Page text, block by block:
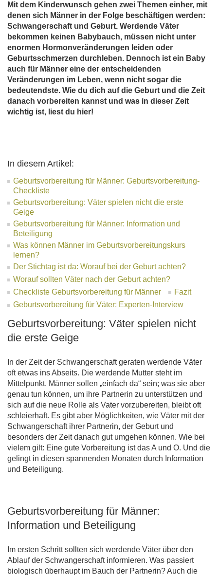
Mit dem Kinderwunsch gehen zwei Themen einher, mit
denen sich Männer in der Folge beschäftigen werden:
Schwangerschaft und Geburt. Werdende Väter
bekommen keinen Babybauch, müssen nicht unter
enormen Hormonveränderungen leiden oder
Geburtsschmerzen durchleben. Dennoch ist ein Baby
auch für Männer eine der entscheidenden
Veränderungen im Leben, wenn nicht sogar die
bedeutendste. Wie du dich auf die Geburt und die Zeit
danach vorbereiten kannst und was in dieser Zeit
wichtig ist, liest du hier!
In diesem Artikel:
Geburtsvorbereitung für Männer: Geburtsvorbereitung-
Checkliste
Geburtsvorbereitung: Väter spielen nicht die erste
Geige
Geburtsvorbereitung für Männer: Information und
Beteiligung
Was können Männer im Geburtsvorbereitungskurs
lernen?
Der Stichtag ist da: Worauf bei der Geburt achten?
Worauf sollten Väter nach der Geburt achten?
Checkliste Geburtsvorbereitung für Männer
Fazit
Geburtsvorbereitung für Väter: Experten-Interview
Geburtsvorbereitung: Väter spielen nicht
die erste Geige
In der Zeit der Schwangerschaft geraten werdende Väter
oft etwas ins Abseits. Die werdende Mutter steht im
Mittelpunkt. Männer sollen „einfach da“ sein; was sie aber
genau tun können, um ihre Partnerin zu unterstützen und
sich auf die neue Rolle als Vater vorzubereiten, bleibt oft
schleierhaft. Es gibt aber Möglichkeiten, wie Väter mit der
Schwangerschaft ihrer Partnerin, der Geburt und
besonders der Zeit danach gut umgehen können. Wie bei
vielem gilt: Eine gute Vorbereitung ist das A und O. Und die
gelingt in diesen spannenden Monaten durch Information
und Beteiligung.
Geburtsvorbereitung für Männer:
Information und Beteiligung
Im ersten Schritt sollten sich werdende Väter über den
Ablauf der Schwangerschaft informieren. Was passiert
biologisch überhaupt im Bauch der Partnerin? Auch die